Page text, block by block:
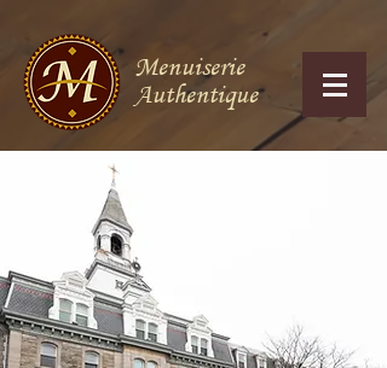
Menuiserie
Authentique